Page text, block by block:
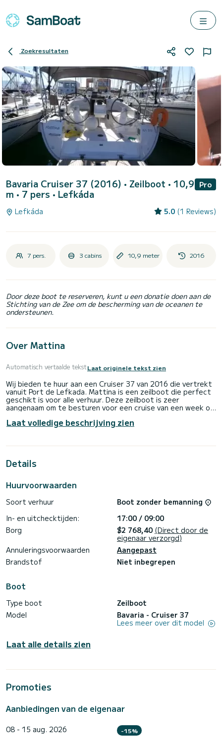
Zoekresultaten
Bavaria Cruiser 37 (2016) • Zeilboot • 10,9
m • 7 pers • Lefkáda
Pro
Lefkáda 5.0 (1 Reviews)
7 pers. 3 cabins 10,9 meter 2016
Door deze boot te reserveren, kunt u een donatie doen aan de
Stichting van de Zee om de bescherming van de oceanen te
ondersteunen.
Over Mattina
Automatisch vertaalde tekstLaat originele tekst zien
Wij bieden te huur aan een Cruiser 37 van 2016 die vertrekt
vanuit Port de Lefkada. Mattina is een zeilboot die perfect
geschikt is voor alle verhuur. Deze zeilboot is zeer
aangenaam om te besturen voor een cruise van een week of
De boot heeft 3 volledig uitgeruste hut(ten) en een
meter is het uw beste bondgenoot om een uitzonderlijke
Port de Lefkada
Furling genua. Het beschikt over de volgende uitrusting:
Wij nodigen u uit om rechtstreeks via het platform een
offerte aan te vragen, wij nemen dan contact met u op met
Laat volledige beschrijving zien
Details
Huurvoorwaarden
Soort verhuur
Boot zonder bemanning
In- en uitchecktijden:
17:00 / 09:00
Borg
$2 768,40 (Direct door de
eigenaar verzorgd)
Annuleringsvoorwaarden
Aangepast
Brandstof
Niet inbegrepen
Boot
Type boot
Zeilboot
Model
Bavaria - Cruiser 37
Lees meer over dit model
Laat alle details zien
Promoties
Aanbiedingen van de eigenaar
08 - 15 aug. 2026 -15%